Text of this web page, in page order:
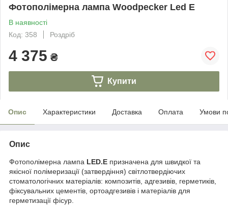
Фотополімерна лампа Woodpecker Led Е
В наявності
Код: 358
Роздріб
4 375 ₴
Купити
Опис Характеристики Доставка Оплата Умови
Опис
Фотополімерна лампа LED.E призначена для швидкої та
якісної полімеризації (затвердіння) світлотвердіючих
стоматологічних матеріалів: композитів, адгезивів, герметиків,
фіксувальних цементів, ортоадгезивів і матеріалів для
герметизації фісур.